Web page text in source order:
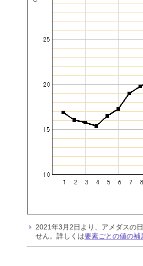
2021年3月2日より、アメダスの
せん。詳しくは要素ごとの値の補